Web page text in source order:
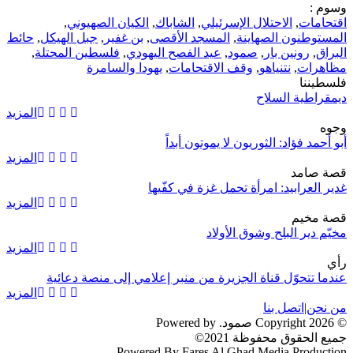
وسوم :
اقتحامات, الاحتلال الإسرئيلي, الشاباك, الكيان الصهيوني,
المستوطنون الصهاينة, المسجد الأقصى, بن غفير , جبل الهيكل, حائط
البراق, رونين بار , صمود, عيد الفصح اليهودي, فلسطين المحتلة,
مظاهرات, نتنياهو, وقف الاقتحامات, يهودا والسامرة
فلسطيننا
ديمقراطية السلاح
المزيد
وجوه
أبو أحمد فؤاد: الثوريون لا يموتون أبداً
المزيد
قصة صامد
غدير العرابيد: امرأة تحمل غزة في كفّيها
المزيد
قصة مخيم
مخيّم دير البلح وشوق الأولاد
المزيد
رأي
عندما تتحوّل قناة الجزيرة من منبر إعلامي إلى منصة دعائية
المزيد
من نحن| اتصل بنا
© 2026 Copyright صمود. Powered by
جميع الحقوق محفوظة 2021©